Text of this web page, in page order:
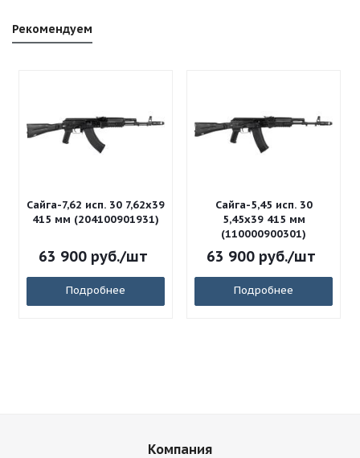
Рекомендуем
Сайга-7,62 исп. 30 7,62x39
415 мм (204100901931)
63 900руб./шт
Подробнее
Сайга-5,45 исп. 30
5,45x39 415 мм
(110000900301)
63 900руб./шт
Подробнее
Компания